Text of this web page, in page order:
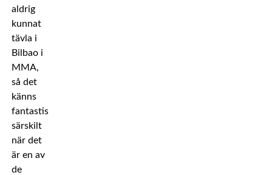
aldrig
kunnat
tävla i
Bilbao i
MMA,
så det
känns
fantastiskt,
särskilt
när det
är en av
de